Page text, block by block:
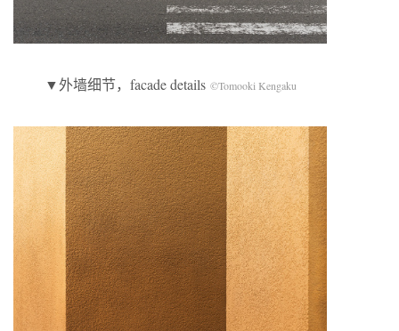
▼外墙细节，facade details ©Tomooki Kengaku